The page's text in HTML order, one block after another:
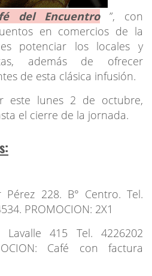
del Encuentro”, con
en comercios de la
potenciar los locales y
además de ofrecer
de esta clásica infusión.
este lunes 2 de octubre,
el cierre de la jornada.
Pérez 228. B° Centro. Tel.
PROMOCION: 2X1
Lavalle 415 Tel. 4226202
Café con factura